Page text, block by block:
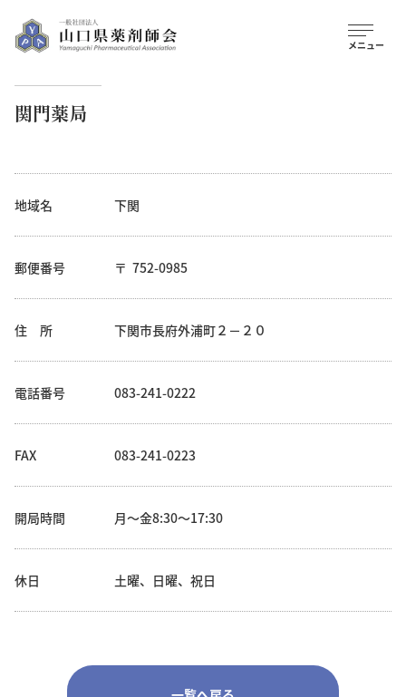
関門薬局
地域名 下関
郵便番号 752-0985
住 所 下関市長府外浦町２－２０
電話番号 083-241-0222
FAX 083-241-0223
開局時間 月～金8:30～17:30
休日 土曜、日曜、祝日